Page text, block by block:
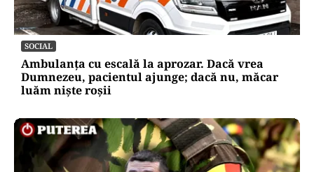
SOCIAL
Ambulanța cu escală la aprozar. Dacă vrea
Dumnezeu, pacientul ajunge; dacă nu, măcar
luăm niște roșii